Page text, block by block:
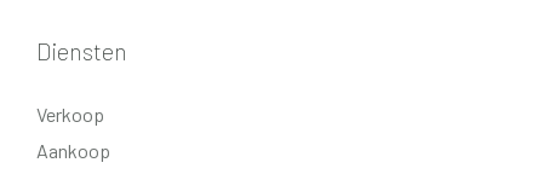
Diensten
Verkoop
Aankoop